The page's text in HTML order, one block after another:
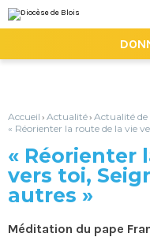
au
contenu.
la
personnels
Accueil › Actualité› Actualité de
« Réorienter la route de la vie
« Réorienter
vers toi,
autres »
Méditation du pape